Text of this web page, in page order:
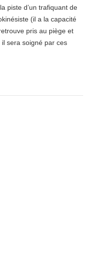
piste d’un trafiquant de
(il a la capacité
pris au piège et
il sera soigné par ces